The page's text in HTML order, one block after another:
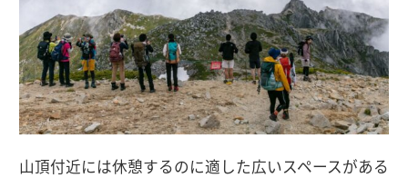
山頂付近には休憩するのに適した広いスペースがある